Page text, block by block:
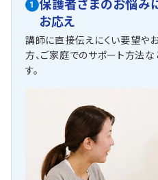
1
お応え
講師に直接伝えにくい要望や
方、ご家庭でのサポート方法
す。